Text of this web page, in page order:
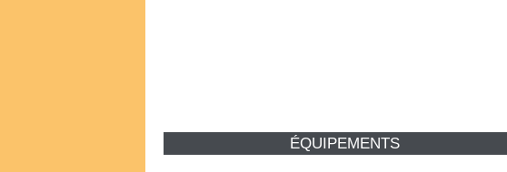
ÉQUIPEMENTS